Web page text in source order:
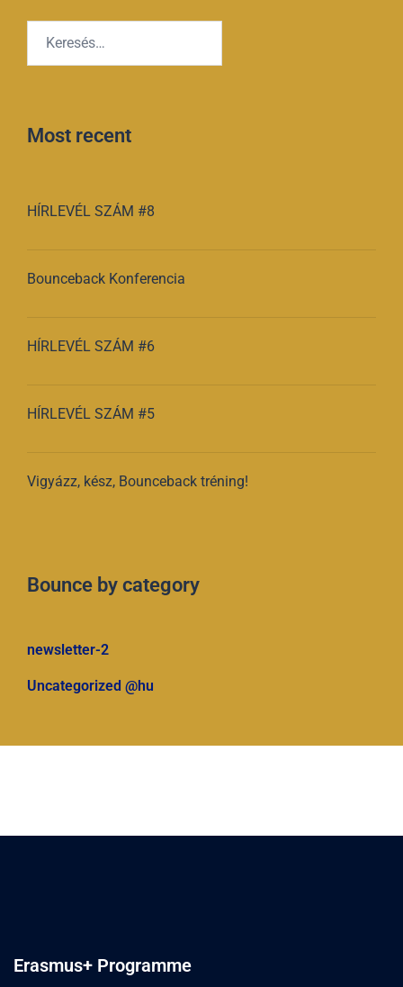
Most recent
HÍRLEVÉL SZÁM #8
Bounceback Konferencia
HÍRLEVÉL SZÁM #6
HÍRLEVÉL SZÁM #5
Vigyázz, kész, Bounceback tréning!
Bounce by category
newsletter-2
Uncategorized @hu
Erasmus+ Programme